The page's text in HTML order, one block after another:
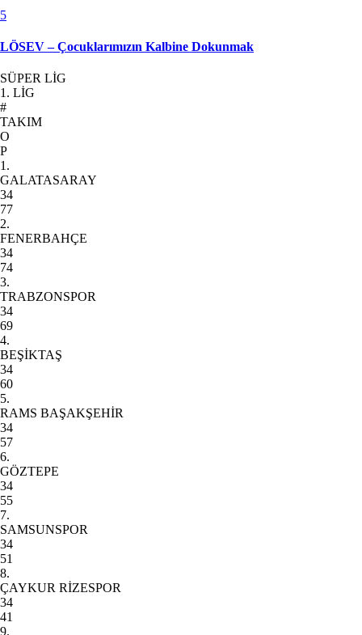
5
LÖSEV – Çocuklarımızın Kalbine Dokunmak
SÜPER LİG
1. LİG
#
TAKIM
O
P
1.
GALATASARAY
34
77
2.
FENERBAHÇE
34
74
3.
TRABZONSPOR
34
69
4.
BEŞİKTAŞ
34
60
5.
RAMS BAŞAKŞEHİR
34
57
6.
GÖZTEPE
34
55
7.
SAMSUNSPOR
34
51
8.
ÇAYKUR RİZESPOR
34
41
9.